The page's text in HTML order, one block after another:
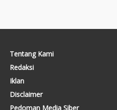
Tentang Kami
Redaksi
Iklan
Disclaimer
Pedoman Media Siber